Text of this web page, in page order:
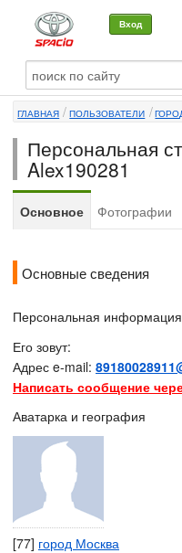
Вход
О машине
Автоклуб
Форумы
Сервисы и услуги
ГЛАВНАЯ ПОЛЬЗОВАТЕЛИ
Персональная
Alex190281
Основное Фотографии
Основные сведения
Персональная информация
Его зовут:
Адрес e-mail:
Написать сообщение
Аватарка и география
[77] город Москва